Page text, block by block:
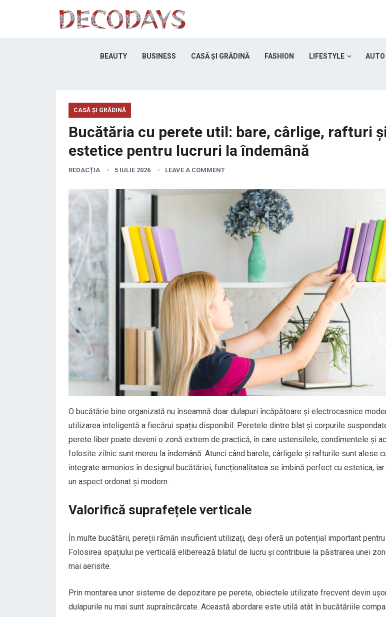
BEAUTY BUSINESS CASĂ ȘI GRĂDINĂ FASHION LIFESTYLE AUTO
CASĂ ȘI GRĂDINĂ
Bucătăria cu perete util: bare, cârlige, rafturi
estetice pentru lucruri la îndemână
REDACȚIA 5 IULIE 2026 LEAVE A COMMENT
O bucătărie bine organizată nu înseamnă doar dulapuri încăpătoare și electrocasnice
utilizarea inteligentă a fiecărui spațiu disponibil. Peretele dintre blat și corpurile
perete liber poate deveni o zonă extrem de practică, în care ustensilele, condimentele și
folosite zilnic sunt mereu la îndemână. Atunci când barele, cârligele și rafturile sunt alese
integrate armonios în designul bucătăriei, funcționalitatea se îmbină perfect cu estetica,
un aspect ordonat și modern.
Valorifică suprafețele verticale
În multe bucătării, pereții rămân insuficient utilizați, deși oferă un potențial important pentru
Folosirea spațiului pe verticală eliberează blatul de lucru și contribuie la păstrarea unei
mai aerisite.
Prin montarea unor sisteme de depozitare pe perete, obiectele utilizate frecvent devin
dulapurile nu mai sunt supraîncărcate. Această abordare este utilă atât în bucătăriile